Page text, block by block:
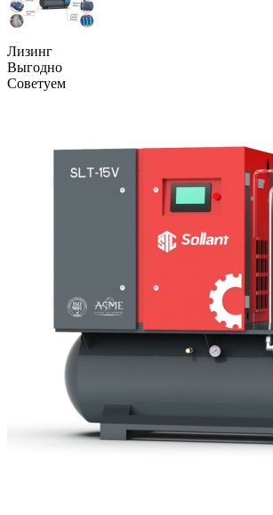
Лизинг
Выгодно
Советуем